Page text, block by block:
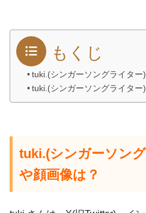
もくじ
tuki.(シンガーソングライター
tuki.(シンガーソングライタ
tuki.(シンガーソン
や顔画像は？